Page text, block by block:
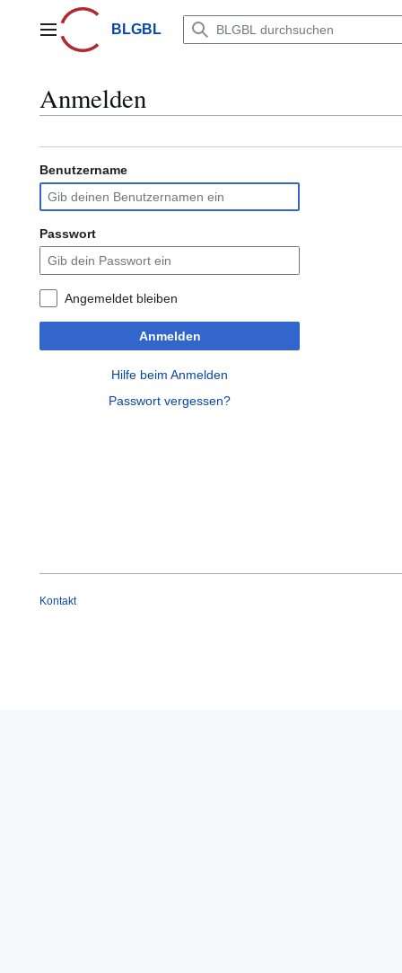
springenHauptmenüBLGBL
Anmelden
Benutzername
Passwort
Angemeldet bleiben
Anmelden
Hilfe beim Anmelden
Passwort vergessen?
Kontakt